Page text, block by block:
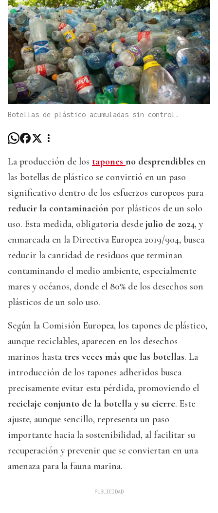
Botellas de plástico acumuladas sin control.
La producción de los tapones no desprendibles en
las botellas de plástico se convirtió en un paso
significativo dentro de los esfuerzos europeos para
reducir la contaminación por plásticos de un solo
uso. Esta medida, obligatoria desde julio de 2024, y
enmarcada en la Directiva Europea 2019/904, busca
reducir la cantidad de residuos que terminan
contaminando el medio ambiente, especialmente
mares y océanos, donde el 80% de los desechos son
plásticos de un solo uso.
Según la Comisión Europea, los tapones de plástico,
aunque reciclables, aparecen en los desechos
marinos hasta tres veces más que las botellas. La
introducción de los tapones adheridos busca
precisamente evitar esta pérdida, promoviendo el
reciclaje conjunto de la botella y su cierre. Este
ajuste, aunque sencillo, representa un paso
importante hacia la sostenibilidad, al facilitar su
recuperación y prevenir que se conviertan en una
amenaza para la fauna marina.